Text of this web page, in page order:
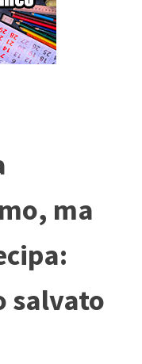
ma
salvato